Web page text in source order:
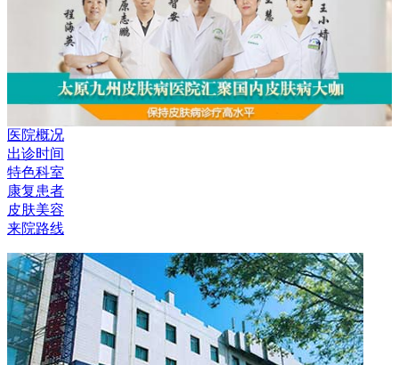
医院概况
出诊时间
特色科室
康复患者
皮肤美容
来院路线